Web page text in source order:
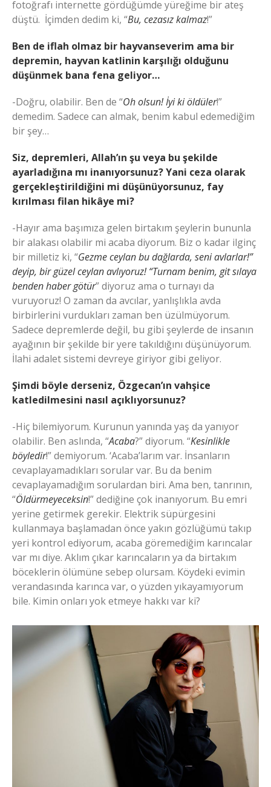
fotoğrafı internette gördüğümde yüreğime bir ateş
düştü. İçimden dedim ki, “Bu, cezasız kalmaz!”
Ben de iflah olmaz bir hayvanseverim ama bir
depremin, hayvan katlinin karşılığı olduğunu
düşünmek bana fena geliyor…
-Doğru, olabilir. Ben de “Oh olsun! İyi ki öldüler!”
demedim. Sadece can almak, benim kabul edemediğim
bir şey…
Siz, depremleri, Allah’ın şu veya bu şekilde
ayarladığına mı inanıyorsunuz? Yani ceza olarak
gerçekleştirildiğini mi düşünüyorsunuz, fay
kırılması filan hikâye mi?
-Hayır ama başımıza gelen birtakım şeylerin bununla
bir alakası olabilir mi acaba diyorum. Biz o kadar ilginç
bir milletiz ki, “Gezme ceylan bu dağlarda, seni avlarlar!”
deyip, bir güzel ceylan avlıyoruz! “Turnam benim, git sılaya
benden haber götür” diyoruz ama o turnayı da
vuruyoruz! O zaman da avcılar, yanlışlıkla avda
birbirlerini vurdukları zaman ben üzülmüyorum.
Sadece depremlerde değil, bu gibi şeylerde de insanın
ayağının bir şekilde bir yere takıldığını düşünüyorum.
İlahi adalet sistemi devreye giriyor gibi geliyor.
Şimdi böyle derseniz, Özgecan’ın vahşice
katledilmesini nasıl açıklıyorsunuz?
-Hiç bilemiyorum. Kurunun yanında yaş da yanıyor
olabilir. Ben aslında, “Acaba?” diyorum. “Kesinlikle
böyledir!” demiyorum. ‘Acaba’larım var. İnsanların
cevaplayamadıkları sorular var. Bu da benim
cevaplayamadığım sorulardan biri. Ama ben, tanrının,
“Öldürmeyeceksin!” dediğine çok inanıyorum. Bu emri
yerine getirmek gerekir. Elektrik süpürgesini
kullanmaya başlamadan önce yakın gözlüğümü takıp
yeri kontrol ediyorum, acaba göremediğim karıncalar
var mı diye. Aklım çıkar karıncaların ya da birtakım
böceklerin ölümüne sebep olursam. Köydeki evimin
verandasında karınca var, o yüzden yıkayamıyorum
bile. Kimin onları yok etmeye hakkı var ki?